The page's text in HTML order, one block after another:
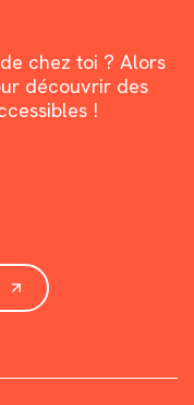
chez toi ? Alors
découvrir des
!